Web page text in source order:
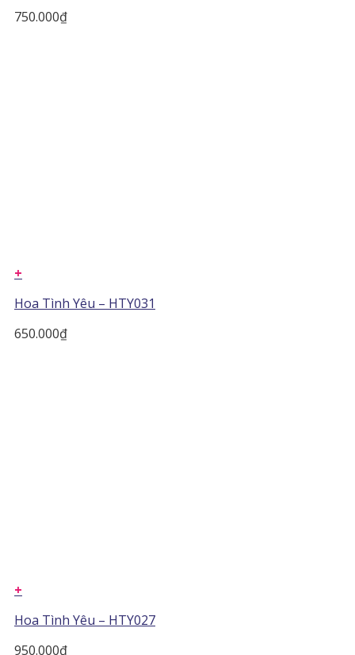
750.000₫
+
Hoa Tình Yêu – HTY031
650.000₫
+
Hoa Tình Yêu – HTY027
950.000₫